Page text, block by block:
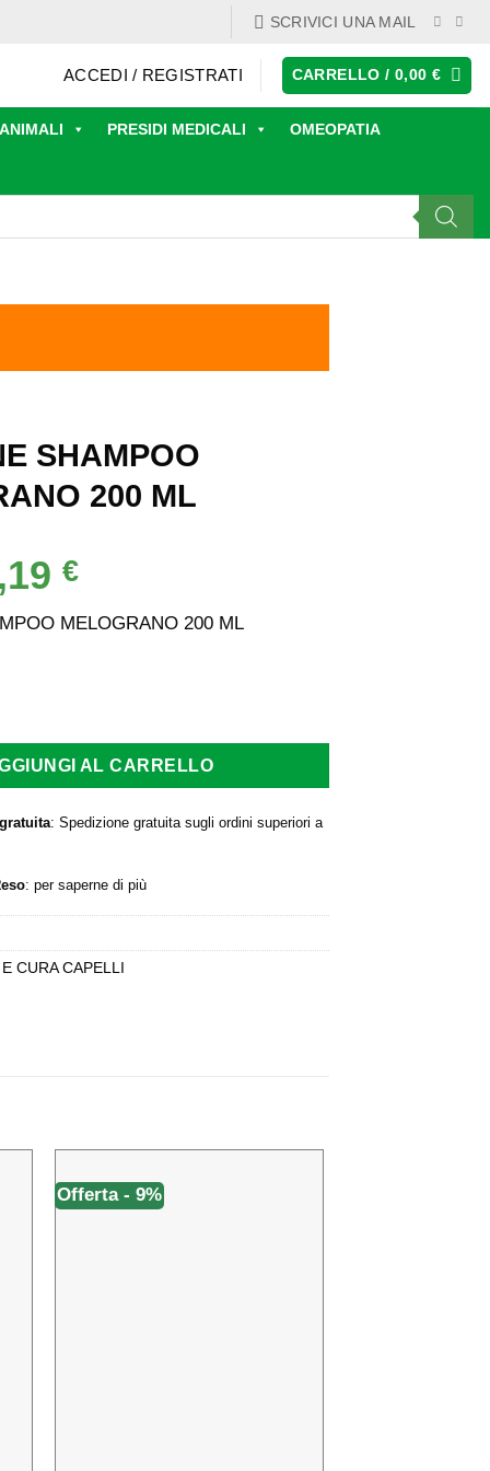
SCRIVICI UNA MAIL
ACCEDI / REGISTRATI CARRELLO /0,00€
ANIMALI PRESIDI MEDICALI OMEOPATIA
SHAMPOO
200 ML
€Il
attuale
MELOGRANO 200 ML
MELOGRANO 200 ML quantità
AL CARRELLO
: Spedizione gratuita sugli ordini superiori a
: per saperne di più
CURA CAPELLI
Offerta - 9%